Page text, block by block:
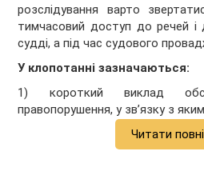
розслідування варто
тимчасовий доступ до речей і
судді, а під час судового
У клопотанні зазначаються:
1) короткий виклад
правопорушення, у зв’язку з
Читати